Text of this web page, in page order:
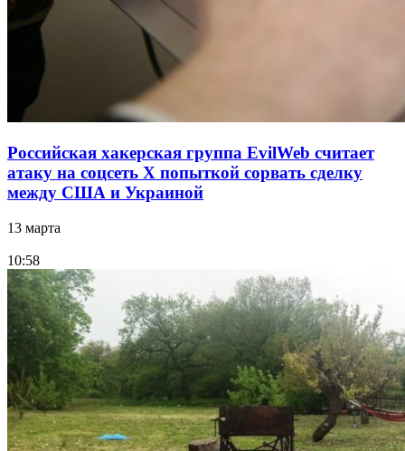
Российская хакерская группа EvilWeb считает
атаку на соцсеть Х попыткой сорвать сделку
между США и Украиной
13 марта
10:58